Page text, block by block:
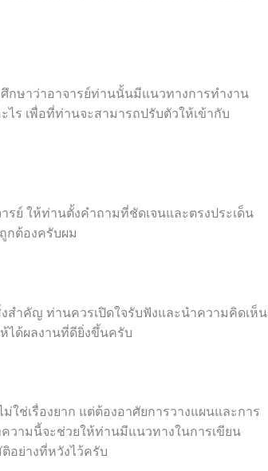
กษาว่าอาจารย์ท่านนั้นมีแนวทางการทำงาน
ร เพื่อที่ท่านจะสามารถปรับตัวให้เข้ากับ
รย์ ให้ท่านตั้งคำถามที่ชัดเจนและตรงประเด็น
กต้องครับผม
สำคัญ ท่านควรเปิดใจรับฟังและนำความคิดเห็น
ได้ผลงานที่ดียิ่งขึ้นครับ
ใช่เรื่องยาก แต่ต้องอาศัยการวางแผนและการ
วามนี้จะช่วยให้ท่านมีแนวทางในการเขียน
อย่างที่หวังไว้ครับ